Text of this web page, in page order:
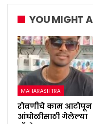
YOU MIGHT
MAHARASHTRA
रोवणीचे काम आटोपून
आंघोळीसाठी गेलेल्या